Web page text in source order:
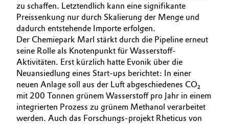
zu schaffen. Letztendlich kann eine signifikante
Preissenkung nur durch Skalierung der Menge und
dadurch entstehende Importe erfolgen.
Der Chemiepark Marl stärkt durch die Pipeline erneut
seine Rolle als Knotenpunkt für Wasserstoff-
Aktivitäten. Erst kürzlich hatte Evonik über die
Neuansiedlung eines Start-ups berichtet: In einer
neuen Anlage soll aus der Luft abgeschiedenes CO₂
mit 200 Tonnen grünem Wasserstoff pro Jahr in einem
integrierten Prozess zu grünem Methanol verarbeitet
werden. Auch das Forschungs-projekt Rheticus von